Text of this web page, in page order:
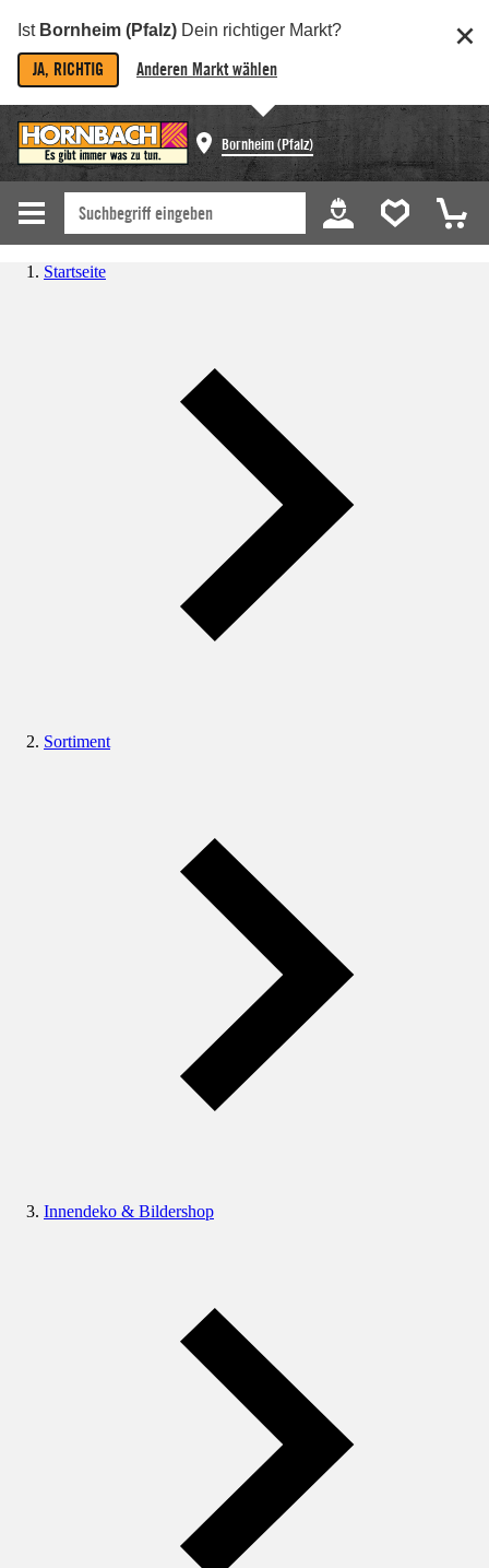
Ist Bornheim (Pfalz) Dein richtiger Markt?
JA, RICHTIG Anderen Markt wählen
Bornheim (Pfalz)
Startseite
Sortiment
Innendeko & Bildershop